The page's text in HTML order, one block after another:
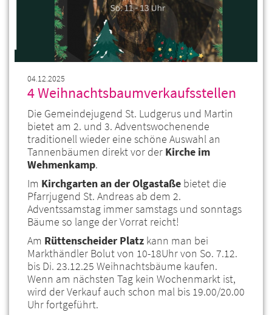
04.12.2025
4 Weihnachtsbaumverkaufsstellen
Die Gemeindejugend St. Ludgerus und Martin
bietet am 2. und 3. Adventswochenende
traditionell wieder eine schöne Auswahl an
Tannenbäumen direkt vor der Kirche im
Wehmenkamp.
Im Kirchgarten an der Olgastaße bietet die
Pfarrjugend St. Andreas ab dem 2.
Adventssamstag immer samstags und sonntags
Bäume so lange der Vorrat reicht!
Am Rüttenscheider Platz kann man bei
Markthändler Bolut von 10-18Uhr von So. 7.12.
bis Di. 23.12.25 Weihnachtsbäume kaufen.
Wenn am nächsten Tag kein Wochenmarkt ist,
wird der Verkauf auch schon mal bis 19.00/20.00
Uhr fortgeführt.